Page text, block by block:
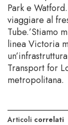
Park e
viaggiare al
Tube.’Stiamo
linea Victoria
Transport for
metropolitana.
Articoli correlati